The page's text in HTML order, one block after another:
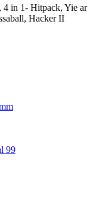
4 in 1- Hitpack, Yie ar
Hacker II
99